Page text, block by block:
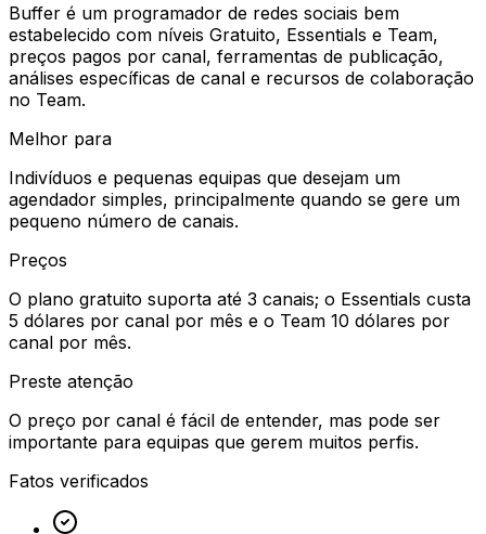
Buffer é um programador de redes sociais bem
estabelecido com níveis Gratuito, Essentials e Team,
preços pagos por canal, ferramentas de publicação,
análises específicas de canal e recursos de colaboração
no Team.
Melhor para
Indivíduos e pequenas equipas que desejam um
agendador simples, principalmente quando se gere um
pequeno número de canais.
Preços
O plano gratuito suporta até 3 canais; o Essentials custa
5 dólares por canal por mês e o Team 10 dólares por
canal por mês.
Preste atenção
O preço por canal é fácil de entender, mas pode ser
importante para equipas que gerem muitos perfis.
Fatos verificados